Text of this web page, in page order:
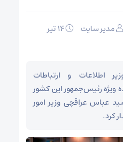
مدیر سایت
اطلاعات و ارتباطات
ویژه رئیس‌جمهور این کشور
عباس عراقچی وزیر امور
کرد.